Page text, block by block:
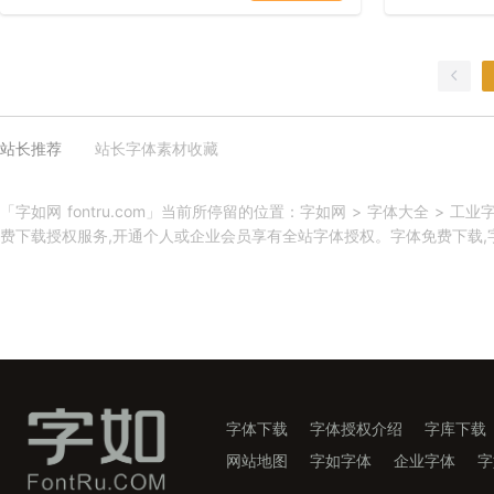
站长推荐 站长字体素材收藏
「字如网 fontru.com」当前所停留的位置：字如网 > 字体大全 > 工
费下载授权服务,开通个人或企业会员享有全站字体授权。字体免费下
字体下载 字体授权介绍
字库下载
网站地图
字如字体 企业字体